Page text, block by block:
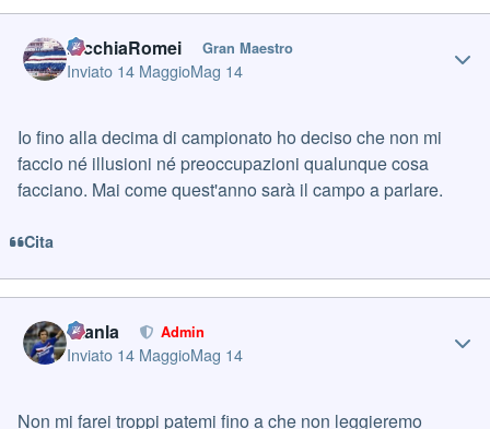
PicchiaRomei Gran Maestro
Inviato 14 MaggioMag 14
Io fino alla decima di campionato ho deciso che non mi
faccio né illusioni né preoccupazioni qualunque cosa
facciano. Mai come quest'anno sarà il campo a parlare.
Cita
Gianla Admin
Inviato 14 MaggioMag 14
Non mi farei troppi patemi fino a che non leggieremo